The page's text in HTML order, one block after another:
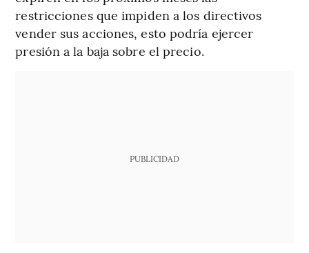
restricciones que impiden a los directivos
vender sus acciones, esto podría ejercer
presión a la baja sobre el precio.
PUBLICIDAD